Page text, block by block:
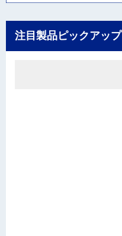
注目製品ピックアップ